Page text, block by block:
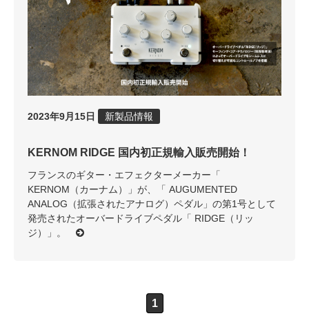
2023年9月15日 新製品情報
KERNOM RIDGE 国内初正規輸入販売開始！
フランスのギター・エフェクターメーカー「
KERNOM（カーナム）」が、「 AUGUMENTED
ANALOG（拡張されたアナログ）ペダル」の第1号として
発売されたオーバードライブペダル「 RIDGE（リッ
ジ）」。
1